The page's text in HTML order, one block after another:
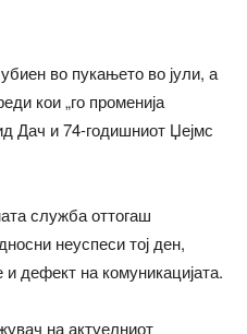
во пукањето во јули, а
кои „го променија
Дач и 74-годишниот Џејмс
служба оттогаш
неуспеси тој ден,
дефект на комуникацијата.
на актуелниот